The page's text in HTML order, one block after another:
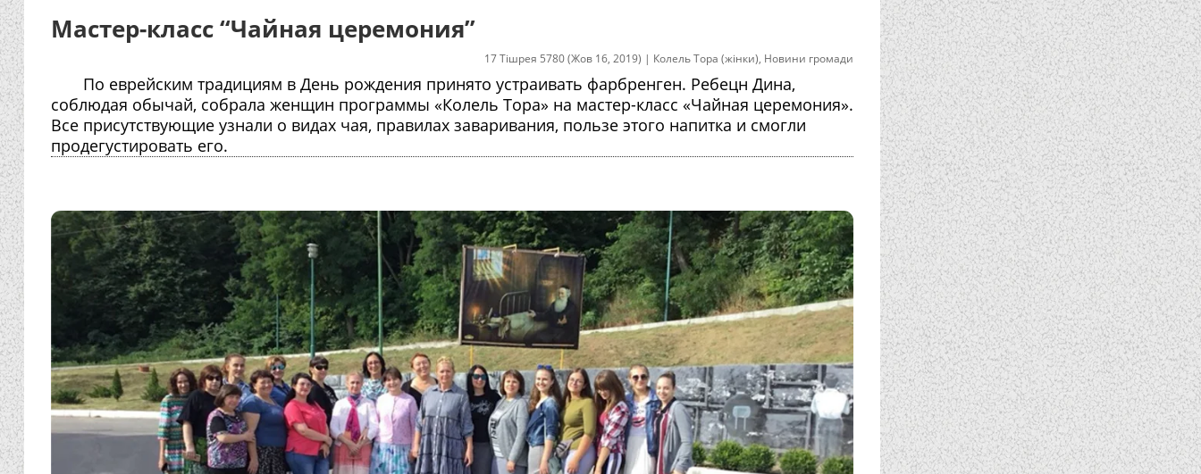
Мастер-класс “Чайная церемония”
17 Тішрея 5780 (Жов 16, 2019) | Колель Тора (жінки), Новини громади
По еврейским традициям в День рождения принято устраивать фарбренген. Ребецн Дина,
соблюдая обычай, собрала женщин программы «Колель Тора» на мастер-класс «Чайная церемония».
Все присутствующие узнали о видах чая, правилах заваривания, пользе этого напитка и смогли
продегустировать его.